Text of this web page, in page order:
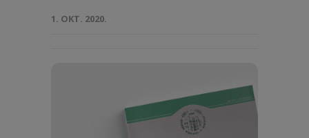
1. OKT. 2020.